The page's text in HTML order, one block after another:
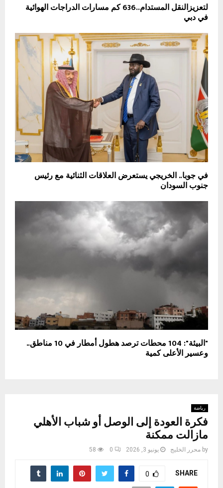
لتعزيزالنقل المستدام..636 كم مسارات الدراجات الهوائية
في دبي
في جوبا.. الخريجي يستعرض العلاقات الثنائية مع رئيس
جنوب السودان
"البيئة": 104 محطات ترصد هطول أمطار في 10 مناطق..
وعسير الأعلى كمية
رياضة
فكرة العودة إلى الوصل أو شباب الأهلي
مازالت ممكنة
by محرر الخليج يونيو 3, 2026 0
58
SHARE
0